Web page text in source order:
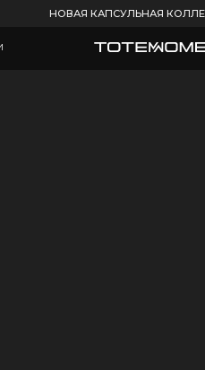
НОВАЯ КАПСУЛЬНАЯ КОЛЛЕКЦИЯ 2025